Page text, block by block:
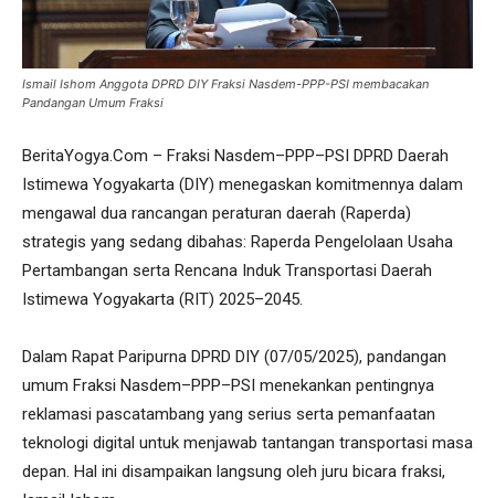
Ismail Ishom Anggota DPRD DIY Fraksi Nasdem-PPP-PSI membacakan
Pandangan Umum Fraksi
BeritaYogya.Com – Fraksi Nasdem–PPP–PSI DPRD Daerah
Istimewa Yogyakarta (DIY) menegaskan komitmennya dalam
mengawal dua rancangan peraturan daerah (Raperda)
strategis yang sedang dibahas: Raperda Pengelolaan Usaha
Pertambangan serta Rencana Induk Transportasi Daerah
Istimewa Yogyakarta (RIT) 2025–2045.
Dalam Rapat Paripurna DPRD DIY (07/05/2025), pandangan
umum Fraksi Nasdem–PPP–PSI menekankan pentingnya
reklamasi pascatambang yang serius serta pemanfaatan
teknologi digital untuk menjawab tantangan transportasi masa
depan. Hal ini disampaikan langsung oleh juru bicara fraksi,